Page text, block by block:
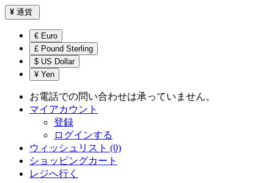
¥ 通貨
€ Euro
£ Pound Sterling
$ US Dollar
¥ Yen
お電話での問い合わせは承っていません。
マイアカウント
登録
ログインする
ウィッシュリスト (0)
ショッピングカート
レジへ行く